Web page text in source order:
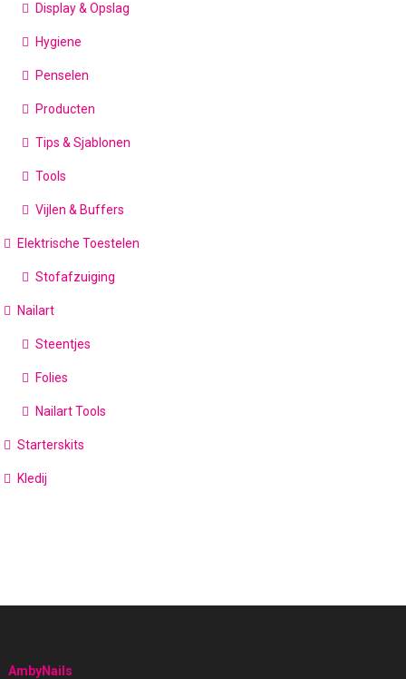
Display & Opslag
Hygiene
Penselen
Producten
Tips & Sjablonen
Tools
Vijlen & Buffers
Elektrische Toestelen
Stofafzuiging
Nailart
Steentjes
Folies
Nailart Tools
Starterskits
Kledij
AmbyNails